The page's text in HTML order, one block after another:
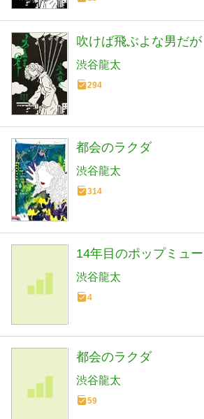
吹けば飛ぶよな男だが
渋谷龍太
294
都会のラクダ
渋谷龍太
314
14年目のポップミュ
渋谷龍太
4
都会のラクダ
渋谷龍太
59